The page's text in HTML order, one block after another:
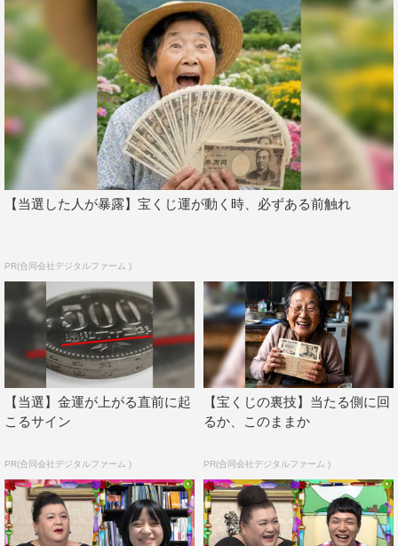
まずは、800万ダウンロード超えの「どうぶつタワーバト
ル」を生み出した藪崎さんと中継。このゲームはSNSや
YouTubeで広がり、ティーンを中心に大ヒット。およそ1
か月でランキング1位を獲得したと聞いたマツコ・デラッ
クスは「1人でやってるんでしょう。夢あるわね」と興味
津々。
負けというゲーム。早速、藪崎さんとゲーム対決すると、
マツコの技に「あ～」と藪崎さんが思わずつぶやいてしま
うひと幕も。さらにマツコは大ヒット作の収入や仕組みに
も切り込み「相当儲かってるってことよね」と感心する。
続いて中継を結ぶのは、この1年で150万ダウンロードさ
れた「飛べゴリラ」を制作した大学3年生のぴんびっとさ
すると一番上に出てきて、アメリカのインスタグラムでバ
ズったことをきっかけに、一気にダウンロードされるよう
になったという。
【当選した人が暴露】宝くじ運が動く時、必ずある前触れ
PR(合同会社デジタルファーム )
【当選】金運が上がる直前に起
こるサイン
PR(合同会社デジタルファーム )
【宝くじの裏技】当たる側に回
るか、このままか
PR(合同会社デジタルファーム )